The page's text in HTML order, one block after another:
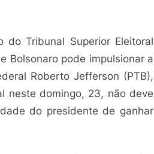
Tribunal Superior Eleitoral
Bolsonaro pode impulsionar a
Roberto Jefferson (PTB),
neste domingo, 23, não deve
do presidente de ganhar